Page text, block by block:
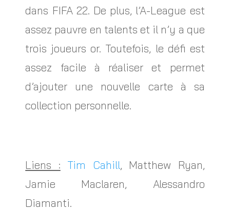
dans FIFA 22. De plus, l’A-League est
assez pauvre en talents et il n’y a que
trois joueurs or. Toutefois, le défi est
assez facile à réaliser et permet
d’ajouter une nouvelle carte à sa
collection personnelle.
Liens : Tim Cahill, Matthew Ryan,
Jamie Maclaren, Alessandro
Diamanti.